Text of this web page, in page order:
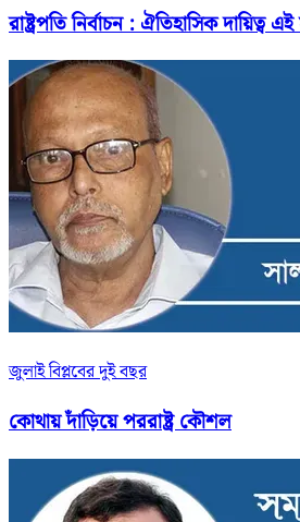
রাষ্ট্রপতি নির্বাচন : ঐতিহাসিক দায়িত্ব
জুলাই বিপ্লবের দুই বছর
কোথায় দাঁড়িয়ে পররাষ্ট্র কৌশল